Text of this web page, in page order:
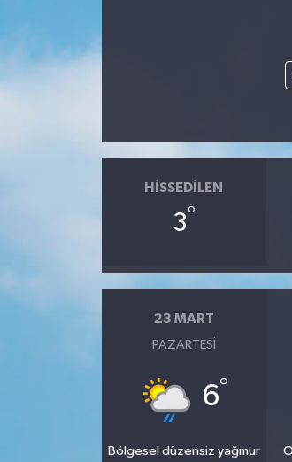
HISSEDILEN
3°
23 MART
PAZARTESI
6°
Bölgesel düzensiz yağmur